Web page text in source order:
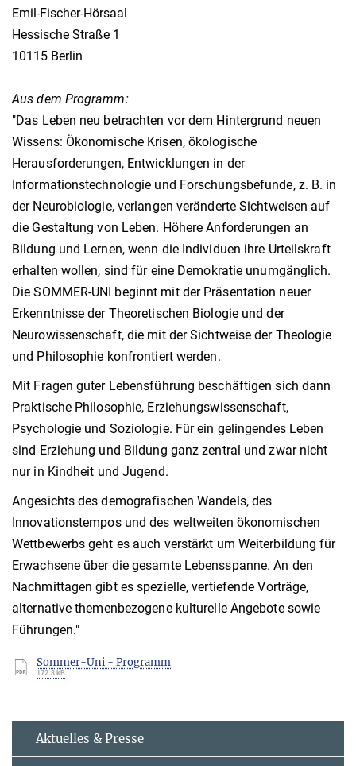
Emil-Fischer-Hörsaal
Hessische Straße 1
10115 Berlin
Aus dem Programm:
"Das Leben neu betrachten vor dem Hintergrund neuen
Wissens: Ökonomische Krisen, ökologische
Herausforderungen, Entwicklungen in der
Informationstechnologie und Forschungsbefunde, z. B. in
der Neurobiologie, verlangen veränderte Sichtweisen auf
die Gestaltung von Leben. Höhere Anforderungen an
Bildung und Lernen, wenn die Individuen ihre Urteilskraft
erhalten wollen, sind für eine Demokratie unumgänglich.
Die SOMMER-UNI beginnt mit der Präsentation neuer
Erkenntnisse der Theoretischen Biologie und der
Neurowissenschaft, die mit der Sichtweise der Theologie
und Philosophie konfrontiert werden.
Mit Fragen guter Lebensführung beschäftigen sich dann
Praktische Philosophie, Erziehungswissenschaft,
Psychologie und Soziologie. Für ein gelingendes Leben
sind Erziehung und Bildung ganz zentral und zwar nicht
nur in Kindheit und Jugend.
Angesichts des demografischen Wandels, des
Innovationstempos und des weltweiten ökonomischen
Wettbewerbs geht es auch verstärkt um Weiterbildung für
Erwachsene über die gesamte Lebensspanne. An den
Nachmittagen gibt es spezielle, vertiefende Vorträge,
alternative themenbezogene kulturelle Angebote sowie
Führungen."
Sommer-Uni - Programm
172.8 kB
Aktuelles & Presse